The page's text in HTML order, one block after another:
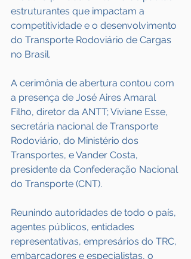
estruturantes que impactam a
competitividade e o desenvolvimento
do Transporte Rodoviário de Cargas
no Brasil.
A cerimônia de abertura contou com
a presença de José Aires Amaral
Filho, diretor da ANTT; Viviane Esse,
secretária nacional de Transporte
Rodoviário, do Ministério dos
Transportes, e Vander Costa,
presidente da Confederação Nacional
do Transporte (CNT).
Reunindo autoridades de todo o país,
agentes públicos, entidades
representativas, empresários do TRC,
embarcadores e especialistas, o